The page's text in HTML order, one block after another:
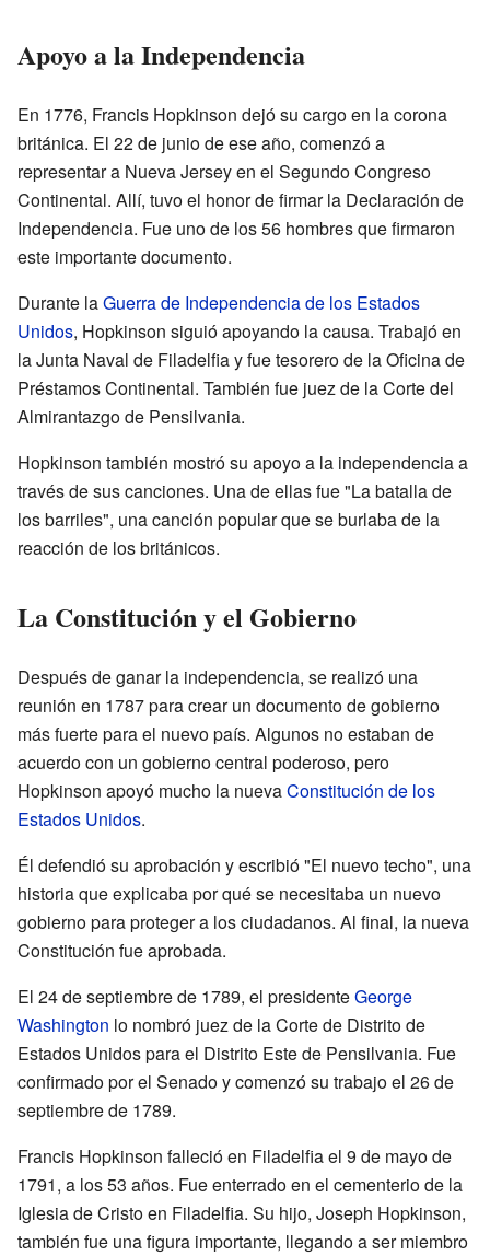
Apoyo a la Independencia
En 1776, Francis Hopkinson dejó su cargo en la corona
británica. El 22 de junio de ese año, comenzó a
representar a Nueva Jersey en el Segundo Congreso
Continental. Allí, tuvo el honor de firmar la Declaración de
Independencia. Fue uno de los 56 hombres que firmaron
este importante documento.
Durante laGuerra de Independencia de los Estados
Unidos, Hopkinson siguió apoyando la causa. Trabajó en
la Junta Naval de Filadelfia y fue tesorero de la Oficina de
Préstamos Continental. También fue juez de la Corte del
Almirantazgo de Pensilvania.
Hopkinson también mostró su apoyo a la independencia a
través de sus canciones. Una de ellas fue "La batalla de
los barriles", una canción popular que se burlaba de la
reacción de los británicos.
La Constitución y el Gobierno
Después de ganar la independencia, se realizó una
reunión en 1787 para crear un documento de gobierno
más fuerte para el nuevo país. Algunos no estaban de
acuerdo con un gobierno central poderoso, pero
Hopkinson apoyó mucho la nuevaConstitución de los
Estados Unidos.
Él defendió su aprobación y escribió "El nuevo techo", una
historia que explicaba por qué se necesitaba un nuevo
gobierno para proteger a los ciudadanos. Al final, la nueva
Constitución fue aprobada.
El 24 de septiembre de 1789, el presidenteGeorge
Washington lo nombró juez de la Corte de Distrito de
Estados Unidos para el Distrito Este de Pensilvania. Fue
confirmado por el Senado y comenzó su trabajo el 26 de
septiembre de 1789.
Francis Hopkinson falleció en Filadelfia el 9 de mayo de
1791, a los 53 años. Fue enterrado en el cementerio de la
Iglesia de Cristo en Filadelfia. Su hijo, Joseph Hopkinson,
también fue una figura importante, llegando a ser miembro